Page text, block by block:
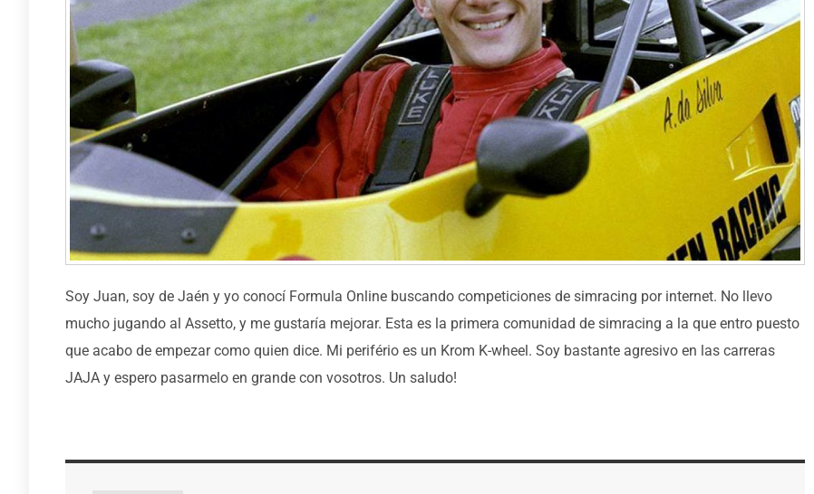
Soy Juan, soy de Jaén y yo conocí Formula Online buscando competiciones de simracing por internet. No llevo
mucho jugando al Assetto, y me gustaría mejorar. Esta es la primera comunidad de simracing a la que entro puesto
que acabo de empezar como quien dice. Mi perifério es un Krom K-wheel. Soy bastante agresivo en las carreras
JAJA y espero pasarmelo en grande con vosotros. Un saludo!